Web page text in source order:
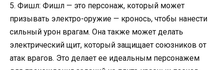
5. Фишл: Фишл — это персонаж, который может
призывать электро-оружие — кронось, чтобы нанести
сильный урон врагам. Она также может делать
электрический щит, который защищает союзников от
атак врагов. Это делает ее идеальным персонажем